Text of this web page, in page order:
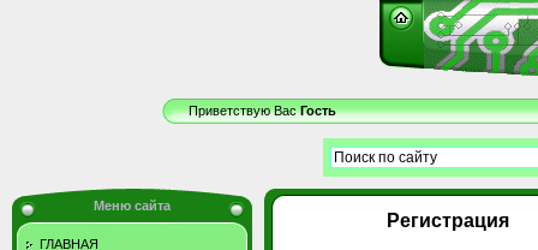
Приветствую Вас Гость
Меню сайта
ГЛАВНАЯ
Регистрация